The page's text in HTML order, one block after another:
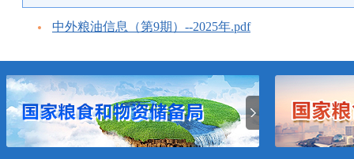
中外粮油信息（第9期）--2025年.pdf